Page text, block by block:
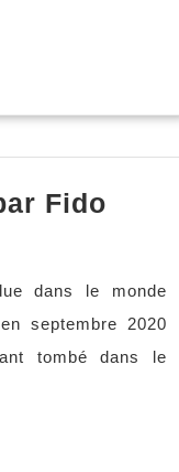
Fido
dans le monde
septembre 2020
tombé dans le